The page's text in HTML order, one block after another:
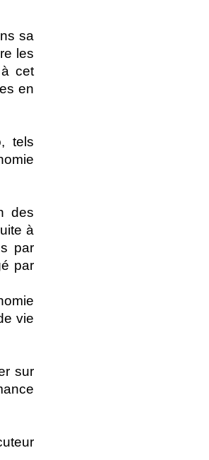
sa
les
cet
en
tels
des
à
par
par
vie
sur